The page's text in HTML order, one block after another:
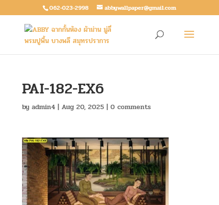
062-023-2998 abbywallpaper@gmail.com
PAI-182-EX6
by admin4| Aug 20, 2025| 0 comments